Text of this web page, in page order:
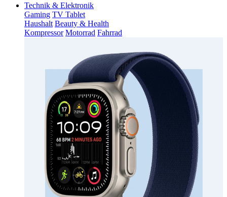
Technik & Elektronik
Gaming TV Tablet
Haushalt Beauty & Health
Kompressor Motorrad Fahrrad